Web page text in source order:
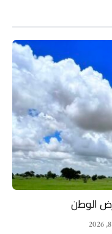
الوطن